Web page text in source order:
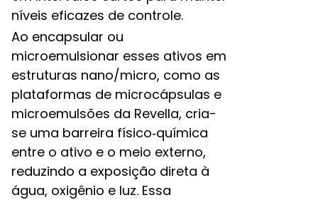
níveis eficazes de controle.​
Ao encapsular ou
microemulsionar esses ativos em
estruturas nano/micro, como as
plataformas de microcápsulas e
microemulsões da Revella, cria-
se uma barreira físico‑química
entre o ativo e o meio externo,
reduzindo a exposição direta à
água, oxigênio e luz. Essa